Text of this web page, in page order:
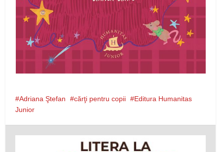
Adriana Ştefan cărţi pentru copii
Editura Humanitas
Junior